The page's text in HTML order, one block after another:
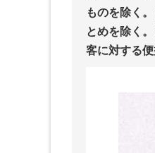
ものを除く
とめを除く
客に対する便